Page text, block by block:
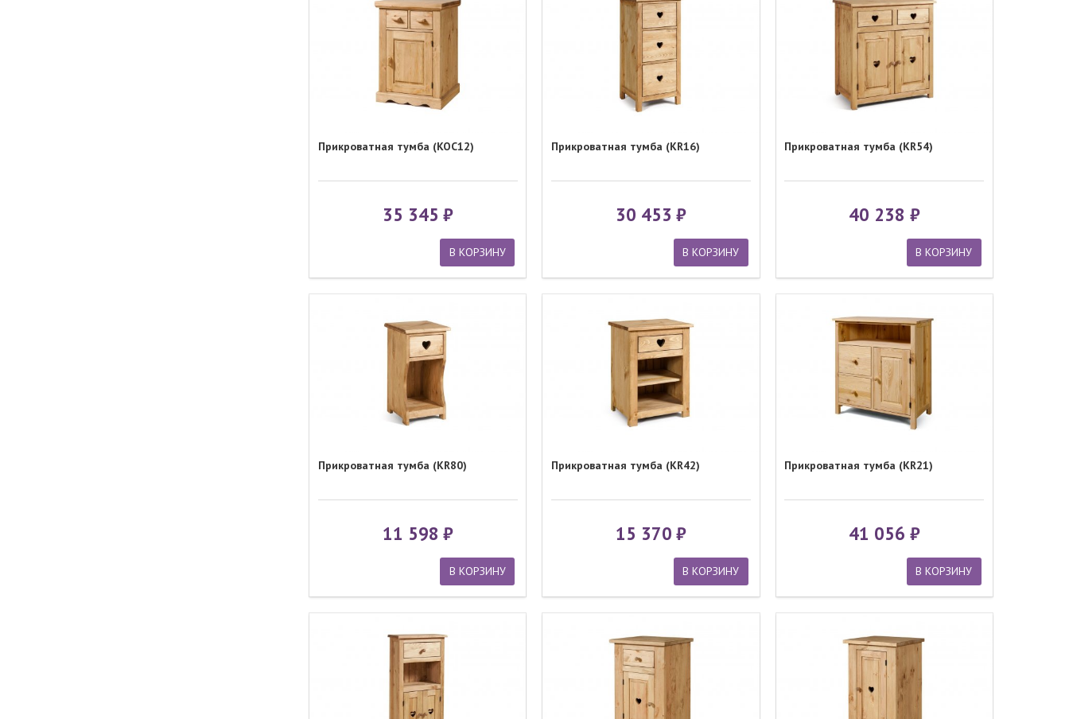
Прикроватная тумба (KOC12)
35 345
В КОРЗИНУ
Прикроватная тумба (KR16)
30 453
В КОРЗИНУ
Прикроватная тумба (KR54)
40 238
В КОРЗИНУ
Прикроватная тумба (KR80)
11 598
В КОРЗИНУ
Прикроватная тумба (KR42)
15 370
В КОРЗИНУ
Прикроватная тумба (KR21)
41 056
В КОРЗИНУ